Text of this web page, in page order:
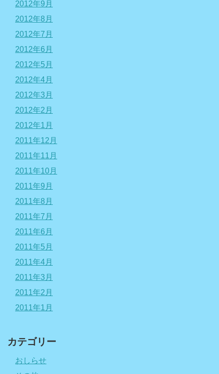
2012年9月
2012年8月
2012年7月
2012年6月
2012年5月
2012年4月
2012年3月
2012年2月
2012年1月
2011年12月
2011年11月
2011年10月
2011年9月
2011年8月
2011年7月
2011年6月
2011年5月
2011年4月
2011年3月
2011年2月
2011年1月
カテゴリー
おしらせ